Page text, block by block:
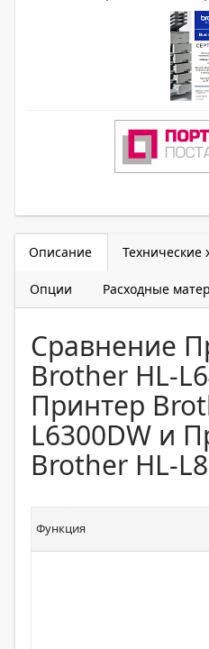
Описание Технические
Опции Расходные
Сравнение
Brother HL-
Принтер
L6300DW и
Brother HL-
Функция